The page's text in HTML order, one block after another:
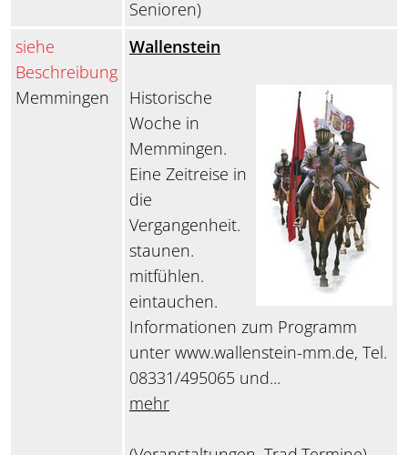
Senioren)
siehe
Beschreibung
Memmingen
Wallenstein
Historische
Woche in
Memmingen.
Eine Zeitreise in
die
Vergangenheit.
staunen.
mitfühlen.
eintauchen.
Informationen zum Programm
unter www.wallenstein-mm.de, Tel.
08331/495065 und...
mehr